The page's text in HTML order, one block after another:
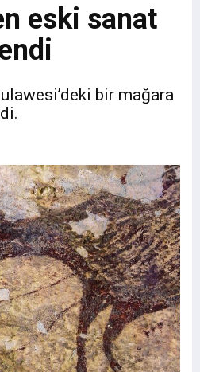
eski sanat
bir mağara